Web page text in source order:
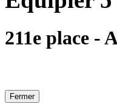
211e place -
Fermer